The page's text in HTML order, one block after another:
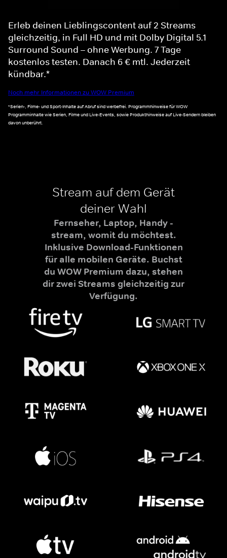
Erleb deinen Lieblingscontent auf 2 Streams
gleichzeitig, in Full HD und mit Dolby Digital 5.1
Surround Sound – ohne Werbung. 7 Tage
kostenlos testen. Danach 6 € mtl. Jederzeit
kündbar.*
Noch mehr Informationen zu WOW Premium
*Serien-, Filme- und Sport-Inhalte auf Abruf sind werbefrei. Programmhinweise für WOW
Programminhalte wie Serien, Filme und Live-Events, sowie Produkthinweise auf Live-Sendern bleiben
davon unberührt.
Stream auf dem Gerät
deiner Wahl
Fernseher, Laptop, Handy -
stream, womit du möchtest.
Inklusive Download-Funktionen
für alle mobilen Geräte. Buchst
du WOW Premium dazu, stehen
dir zwei Streams gleichzeitig zur
Verfügung.